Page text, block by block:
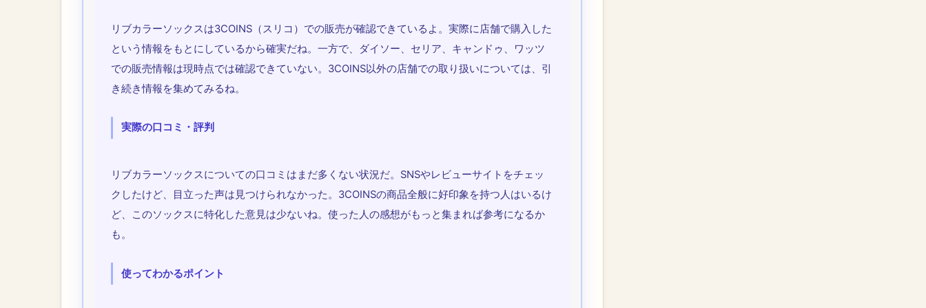
リブカラーソックスは3COINS（スリコ）での販売が確認できているよ。実際に店舗で購入した
という情報をもとにしているから確実だね。一方で、ダイソー、セリア、キャンドゥ、ワッツ
での販売情報は現時点では確認できていない。3COINS以外の店舗での取り扱いについては、引
き続き情報を集めてみるね。
実際の口コミ・評判
リブカラーソックスについての口コミはまだ多くない状況だ。SNSやレビューサイトをチェッ
クしたけど、目立った声は見つけられなかった。3COINSの商品全般に好印象を持つ人はいるけ
ど、このソックスに特化した意見は少ないね。使った人の感想がもっと集まれば参考になるか
も。
使ってわかるポイント